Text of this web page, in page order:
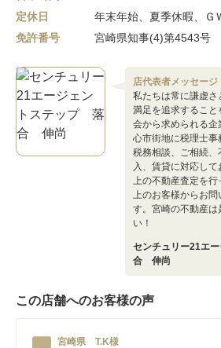
定休日
年末年始、夏季休暇、Ｇ
免許番号
宮崎県知事(4)第4543号
店代表者メッセージ
私たちは常に謙虚
満足を追求するこ
会から求められる
心市街地に税理士事
税務相談、ご相続
入、賃貸に対応し
上の不動産査定を
上のお客様からお問
す。宮崎の不動産は
い！
センチュリー21エ
合 伸尚
この店舗へのお客様の声
宮崎県 T.K様